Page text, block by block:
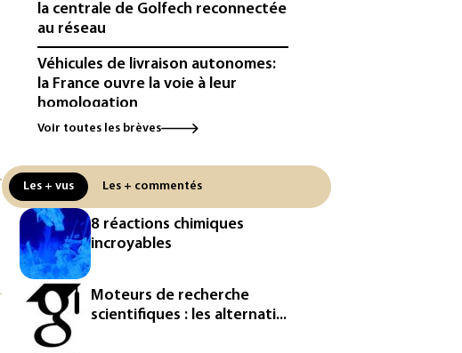
la centrale de Golfech reconnectée
au réseau
Véhicules de livraison autonomes:
la France ouvre la voie à leur
homologation
Iris³: Eutelsat investira 3,4 milliards
constellation européenne
Le magazine VSD racheté par
l'entrepreneur Vianney d'Alançon
La production française de maïs
attendue au plus bas depuis 1980
"Retour en force" progressif de la
chaleur dans les prochains jours en
Voir toutes les brèves
Les + vus Les + commentés
8 réactions chimiques
incroyables
Moteurs de recherche
scientifiques : les alternati...